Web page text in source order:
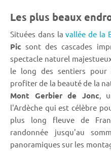
Les plus beaux
Situées dans lavallée de la
Pic sont des cascades
spectacle naturel
le long des sentiers
profiter de la beauté de la
Mont Gerbier de Jonc,
l'Ardèche qui est célèbre
plus long fleuve de
randonnée jusqu'au
panoramiques sur les